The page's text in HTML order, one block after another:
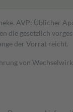
AVP: Üblicher
gesetzlich
der Vorrat reicht.
von